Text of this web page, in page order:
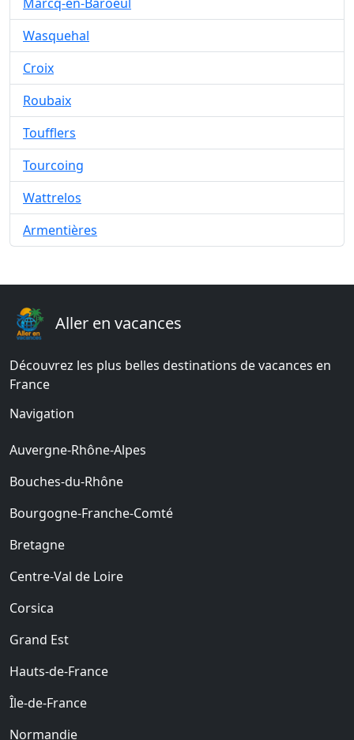
Wasquehal
Croix
Roubaix
Toufflers
Tourcoing
Wattrelos
Armentières
Aller en vacances
Découvrez les plus belles destinations de vacances en
France
Navigation
Auvergne-Rhône-Alpes
Bouches-du-Rhône
Bourgogne-Franche-Comté
Bretagne
Centre-Val de Loire
Corsica
Grand Est
Hauts-de-France
Île-de-France
Normandie